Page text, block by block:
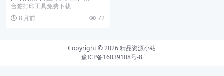
量快速制作打印工具
台签打印工具免费下载
8 月前
72
Copyright © 2026精品资源小站
豫ICP备16039108号-8